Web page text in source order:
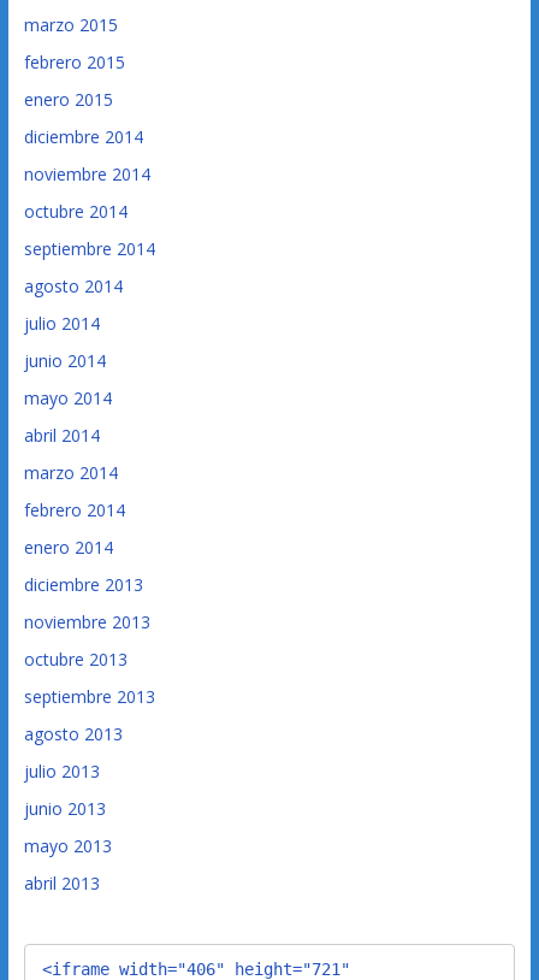
marzo 2015
febrero 2015
enero 2015
diciembre 2014
noviembre 2014
octubre 2014
septiembre 2014
agosto 2014
julio 2014
junio 2014
mayo 2014
abril 2014
marzo 2014
febrero 2014
enero 2014
diciembre 2013
noviembre 2013
octubre 2013
septiembre 2013
agosto 2013
julio 2013
junio 2013
mayo 2013
abril 2013
<iframe width="406" height="721"